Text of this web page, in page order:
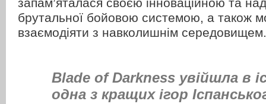
брутальної бойовою системою, а також
взаємодіяти з навколишнім середовищем.
Blade of Darkness увійшла в
одна з кращих ігор